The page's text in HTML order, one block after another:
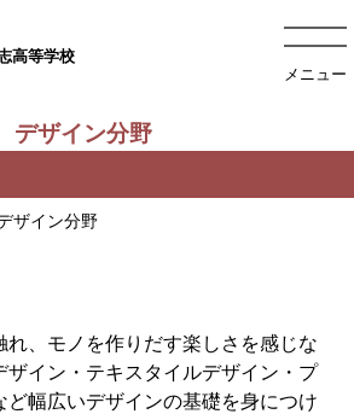
高等学校
メニュー
ザイン分野
デザイン分野
れ、モノを作りだす楽しさを感じな
ザイン・テキスタイルデザイン・プ
ど幅広いデザインの基礎を身につけ